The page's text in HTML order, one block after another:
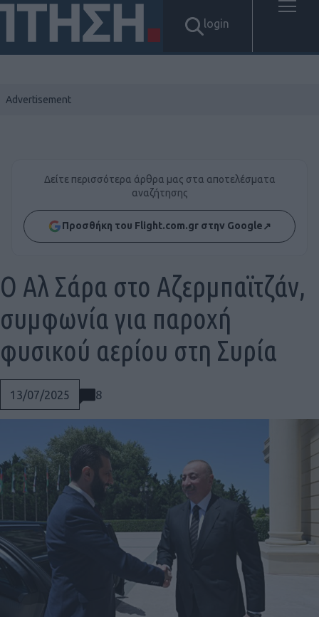
login
Δείτε περισσότερα άρθρα μας στα αποτελέσματα
αναζήτησης
Προσθήκη του Flight.com.gr στην Google↗
13/07/2025 8
Ο Αλ Σάρα στο Αζερμπαϊτζάν,
συμφωνία για παροχή
φυσικού αερίου στη Συρία